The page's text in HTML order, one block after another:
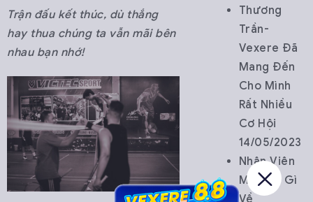
Trận đấu kết thúc, dù thắng
hay thua chúng ta vẫn mãi bên
nhau bạn nhớ!
Thương
Trần-
Vexere Đã
Mang Đến
Cho Mình
Rất Nhiều
Cơ Hội
14/05/2023
Nhân Viên
Mới Nói Gì